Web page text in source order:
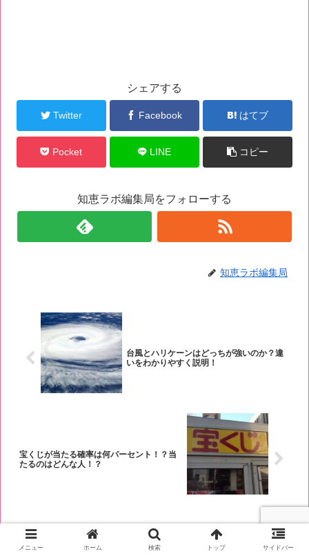
シェアする
Twitter Facebook はてブ
Pocket LINE コピー
知恵ラボ編集局をフォローする
知恵ラボ編集局
台風とハリケーンはどっちが強いのか？違
いをわかりやすく説明！
宝くじが当たる確率は何パーセント！？当
たるのはどんな人！？
メニュー ホーム 検索 トップ サイドバー